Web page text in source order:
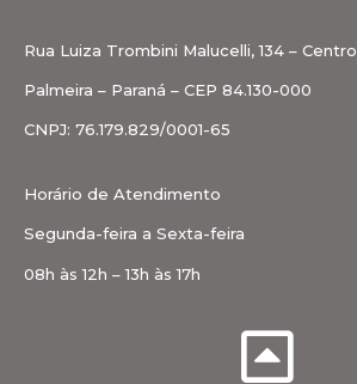
Rua Luiza Trombini Malucelli, 134 – Centro
Palmeira – Paraná – CEP 84.130-000
CNPJ: 76.179.829/0001-65
Horário de Atendimento
Segunda-feira a Sexta-feira
08h às 12h – 13h às 17h